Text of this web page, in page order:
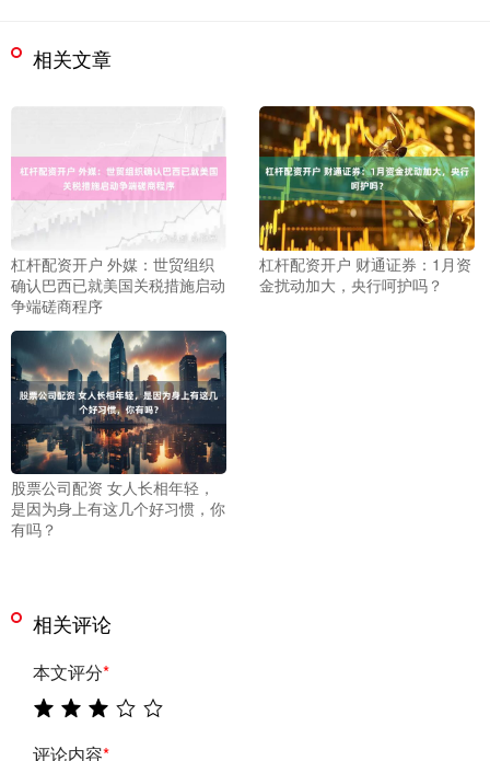
相关文章
杠杆配资开户 外媒：世贸组织
确认巴西已就美国关税措施启动
争端磋商程序
杠杆配资开户 财通证券：1月资
金扰动加大，央行呵护吗？
股票公司配资 女人长相年轻，
是因为身上有这几个好习惯，你
有吗？
相关评论
本文评分*
评论内容*